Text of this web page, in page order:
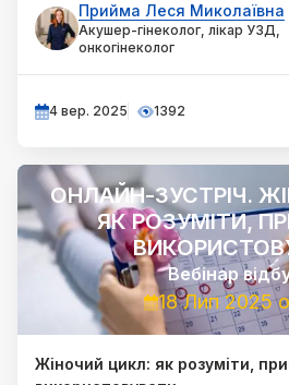
Прийма Леся Миколаївна
Акушер-гінеколог, лікар УЗД,
онкогінеколог
4 вер. 2025 1392
ОНЛАЙН-ЗУСТРІЧ.
ЯК РОЗУМІТИ,
Вебінар
18 Лип 2025
Жіночий цикл: як розуміти,